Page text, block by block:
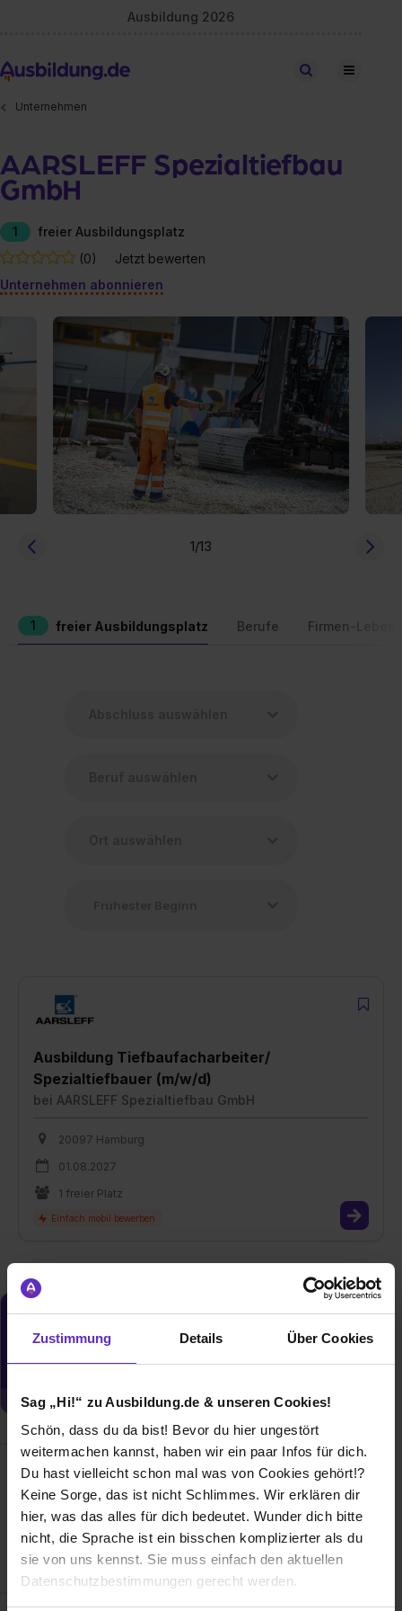
Zustimmung Details Über Cookies
Sag „Hi!“ zu Ausbildung.de & unseren Cookies!
Schön, dass du da bist! Bevor du hier ungestört
weitermachen kannst, haben wir ein paar Infos für dich.
Du hast vielleicht schon mal was von Cookies gehört!?
Keine Sorge, das ist nicht Schlimmes. Wir erklären dir
hier, was das alles für dich bedeutet. Wunder dich bitte
nicht, die Sprache ist ein bisschen komplizierter als du
sie von uns kennst. Sie muss einfach den aktuellen
Datenschutzbestimmungen gerecht werden.
Ausbildung 2026
Stellen finden
Unternehmen
AARSLEFF Spezialtiefbau
GmbH
1
freier Ausbildungsplatz
(0)
Jetzt bewerten
Unternehmen abonnieren
1/13
1 freier Ausbildungsplatz Berufe Firmen-
Ausbildung Tiefbaufacharbeiter/
Spezialtiefbauer (m/w/d)
bei AARSLEFF Spezialtiefbau GmbH
20097 Hamburg
01.08.2027
1 freier Platz
zugeschickt bekommen?
Wusstest du schon, dass...
wir dich nicht nur auf die Baustelle, sondern auch hinters
Steuer bringen? Denn bei uns gibt es für alle
Auszubildenden einen Zuschuss zum Führerschein.